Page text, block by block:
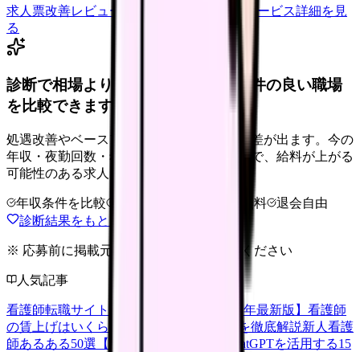
求人票改善レビューの見積もりを依頼
サービス詳細を見
る
診断で相場より低いと感じたら、条件の良い職場
を比較できます。
処遇改善やベースアップは職場ごとに反映差が出ます。今の
年収・夜勤回数・希望条件を整理したうえで、給料が上がる
可能性のある求人を相談できます。
年収条件を比較 完全無料
退会自由
診断結果をもとに職場を相談する
※ 応募前に掲載元の最新情報を確認してください
人気記事
看護師転職サイトランキングTOP5【2026年最新版】 看護師
の賃上げはいくら？2026年度の最新情報を徹底解説新人看護
師あるある50選【共感必至】
看護師がChatGPTを活用する15